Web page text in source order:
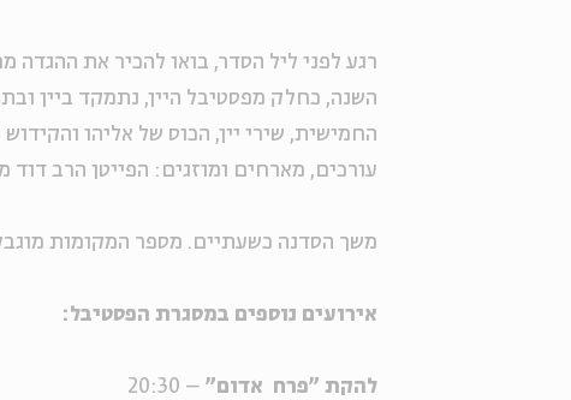
רגע לפני ליל הסדר, בואו להכיר את ההגדה
השנה, כחלק מפסטיבל היין, נתמקד ביין
החמישית, שירי יין, הכוס של אליהו
עורכים, מארחים ומוזגים: הפייטן הרב
משך הסדנה כשעתיים. מספר המקומות
אירועים נוספים במסגרת הפסטיבל:
להקת "פרח אדום" – 20:30